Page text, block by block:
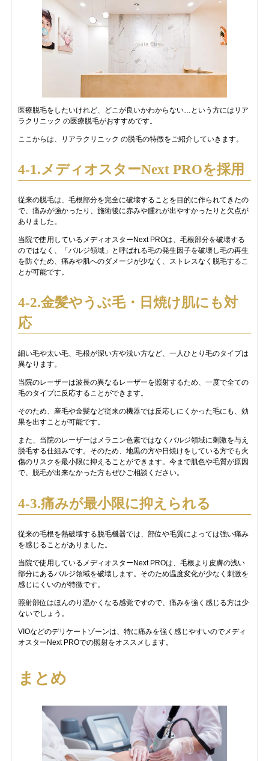
医療脱毛をしたいけれど、どこが良いかわからない…という方にはリア
ラクリニック の医療脱毛がおすすめです。
ここからは、リアラクリニック の脱毛の特徴をご紹介していきます。
4-1.メディオスターNext PROを採用
従来の脱毛は、毛根部分を完全に破壊することを目的に作られてきたの
で、痛みが強かったり、施術後に赤みや腫れが出やすかったりと欠点が
ありました。
当院で使用しているメディオスターNext PROは、毛根部分を破壊する
のではなく、「バルジ領域」と呼ばれる毛の発生因子を破壊し毛の再生
を防ぐため、痛みや肌へのダメージが少なく、ストレスなく脱毛するこ
とが可能です。
4-2.金髪やうぶ毛・日焼け肌にも対
応
細い毛や太い毛、毛根が深い方や浅い方など、一人ひとり毛のタイプは
異なります。
当院のレーザーは波長の異なるレーザーを照射するため、一度で全ての
毛のタイプに反応することができます。
そのため、産毛や金髪など従来の機器では反応しにくかった毛にも、効
果を出すことが可能です。
また、当院のレーザーはメラニン色素ではなくバルジ領域に刺激を与え
脱毛する仕組みです。そのため、地黒の方や日焼けをしている方でも火
傷のリスクを最小限に抑えることができます。今まで肌色や毛質が原因
で、脱毛が出来なかった方もぜひご相談ください。
4-3.痛みが最小限に抑えられる
従来の毛根を熱破壊する脱毛機器では、部位や毛質によっては強い痛み
を感じることがありました。
当院で使用しているメディオスターNext PROは、毛根より皮膚の浅い
部分にあるバルジ領域を破壊します。そのため温度変化が少なく刺激を
感じにくいのが特徴です。
照射部位はほんのり温かくなる感覚ですので、痛みを強く感じる方は少
ないでしょう。
VIOなどのデリケートゾーンは、特に痛みを強く感じやすいのでメディ
オスターNext PROでの照射をオススメします。
まとめ